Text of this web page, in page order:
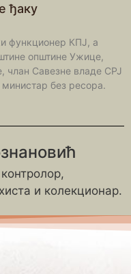
ђаку
функционер КПЈ, а
општине Ужице,
члан Савезне владе СРЈ
министар без ресора.
и колекционар.